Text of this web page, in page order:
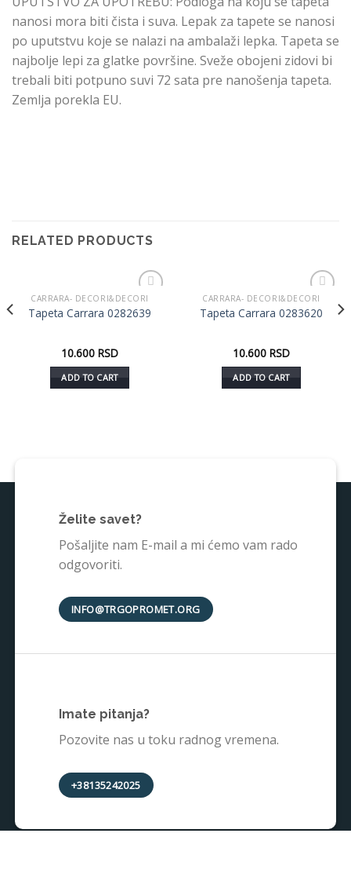
nanosi mora biti čista i suva. Lepak za tapete se nanosi
po uputstvu koje se nalazi na ambalaži lepka. Tapeta se
najbolje lepi za glatke površine. Sveže obojeni zidovi bi
trebali biti potpuno suvi 72 sata pre nanošenja tapeta.
Zemlja porekla EU.
RELATED PRODUCTS
Dodaj
u listu
CARRARA- DECORI&DECORI
Tapeta Carrara 0282639
10.600 RSD
ADD TO CART
Dodaj
u listu
CARRARA- DECORI&DECORI
Tapeta Carrara 0283620
10.600 RSD
ADD TO CART
Želite savet?
Pošaljite nam E-mail a mi ćemo vam rado
odgovoriti.
INFO@TRGOPROMET.ORG
Imate pitanja?
Pozovite nas u toku radnog vremena.
+38135242025